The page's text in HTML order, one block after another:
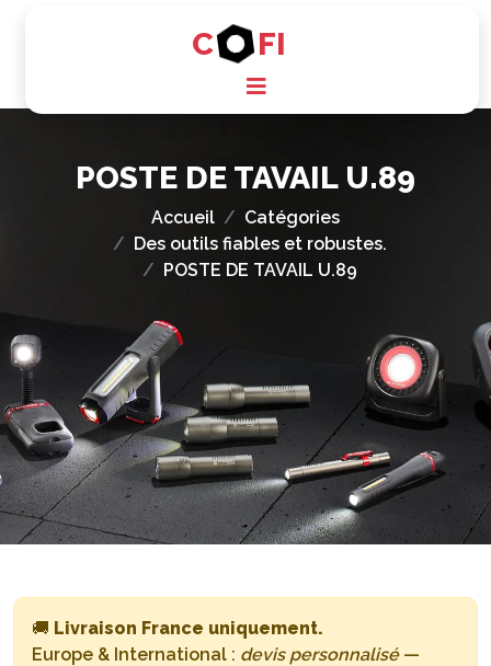
C FI
POSTE DE TAVAIL U.89
Accueil
Catégories
Des outils fiables et robustes.
POSTE DE TAVAIL U.89
🚚 Livraison France uniquement.
Europe & International : devis personnalisé—